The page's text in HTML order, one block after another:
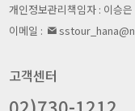
개인정보관리책임자 : 이승은
이메일 :
고객센터